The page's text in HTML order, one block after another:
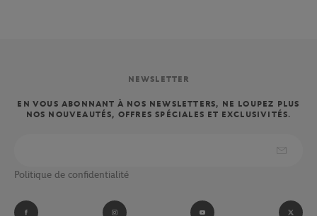
NEWSLETTER
EN VOUS ABONNANT À NOS NEWSLETTERS, NE LOUPEZ PLUS
NOS NOUVEAUTÉS, OFFRES SPÉCIALES ET EXCLUSIVITÉS.
Politique de confidentialité